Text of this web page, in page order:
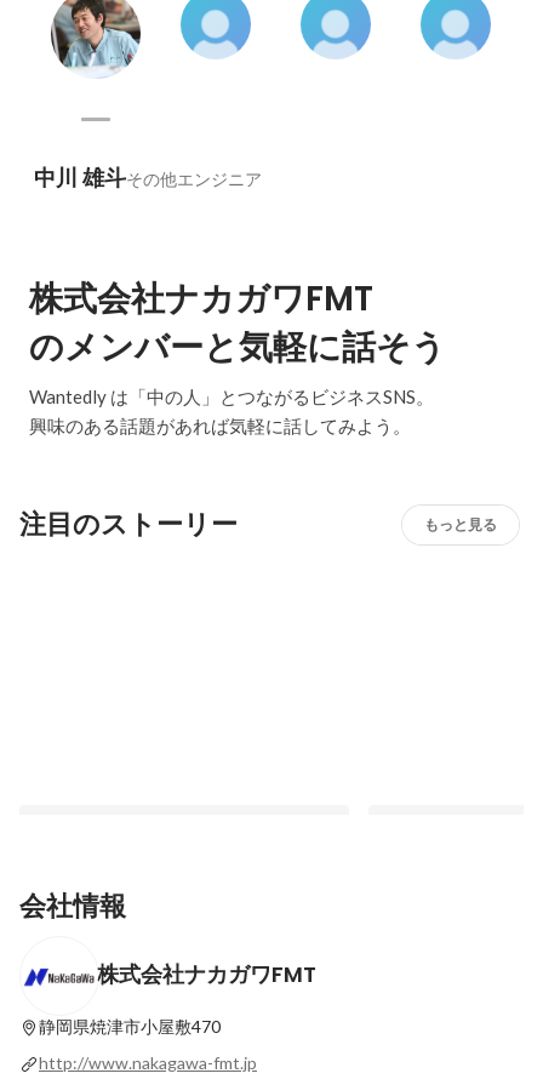
中川 雄斗その他エンジニア
株式会社ナカガワFMT
のメンバーと気軽に話そう
Wantedly は「中の人」とつながるビジネスSNS。
興味のある話題があれば気軽に話してみよう。
注目のストーリー もっと見る
【会社紹介第５弾！】取りまとめ役のミッ
進せよ！
最新順で表示
会社情報
株式会社ナカガワFMT
静岡県焼津市小屋敷470
http://www.nakagawa-fmt.jp